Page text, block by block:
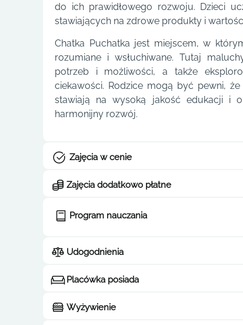
do ich prawidłowego rozwoju. Dzieci
stawiających na zdrowe produkty i
Chatka Puchatka jest miejscem, w
rozumiane i wsłuchiwane. Tutaj
potrzeb i możliwości, a także
ciekawości. Rodzice mogą być pewni,
stawiają na wysoką jakość edukacji i
harmonijny rozwój.
Zajęcia w cenie
Zajęcia dodatkowo płatne
Program nauczania
Udogodnienia
Placówka posiada
Wyżywienie